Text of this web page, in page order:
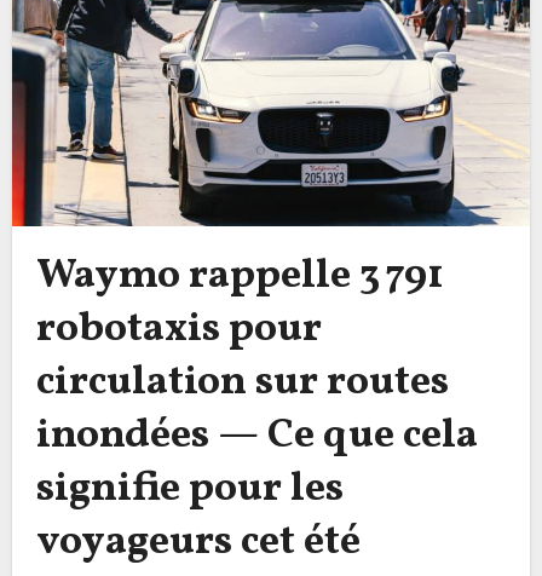
Waymo rappelle 3 791
robotaxis pour
circulation sur routes
inondées — Ce que cela
signifie pour les
voyageurs cet été